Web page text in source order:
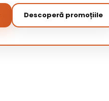
Descoperă promoțiile